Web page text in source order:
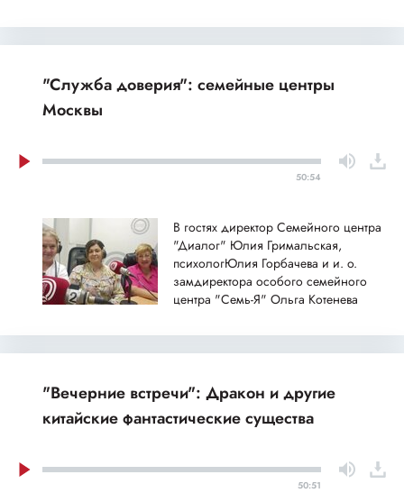
"Служба доверия": семейные центры
Москвы
50:54
В гостях директор Семейного центра
"Диалог" Юлия Гримальская,
психологЮлия Горбачева и и. о.
замдиректора особого семейного
центра "Семь-Я" Ольга Котенева
"Вечерние встречи": Дракон и другие
китайские фантастические существа
50:51